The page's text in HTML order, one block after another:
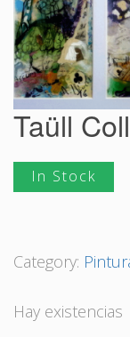
Taüll
In Stock
Category:
Hay existencias